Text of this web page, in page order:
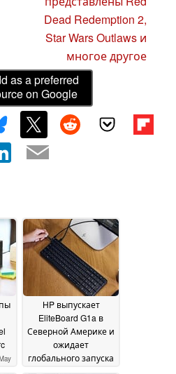
Dead Redemption 2,
Star Wars Outlaws и
многое другое
as a preferred
on Google
HP выпускает
EliteBoard G1a в
Северной Америке и
ожидает
глобального запуска
14 May 2026